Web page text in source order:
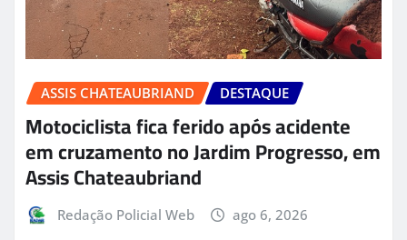
ASSIS CHATEAUBRIAND DESTAQUE
Motociclista fica ferido após acidente
em cruzamento no Jardim Progresso, em
Assis Chateaubriand
Redação Policial Web ago 6, 2026